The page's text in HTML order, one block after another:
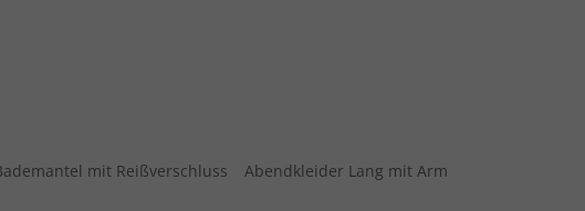
mit Reißverschluss
Abendkleider Lang mit Arm